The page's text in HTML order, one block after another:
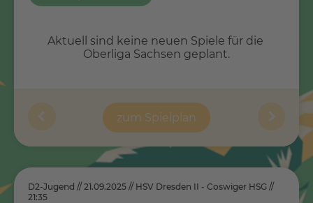
Aktuell sind keine neuen Spiele für die
Oberliga Sachsen geplant.
zum Spielplan
D2-Jugend // 21.09.2025 // HSV Dresden II - Coswiger HSG //
21:35